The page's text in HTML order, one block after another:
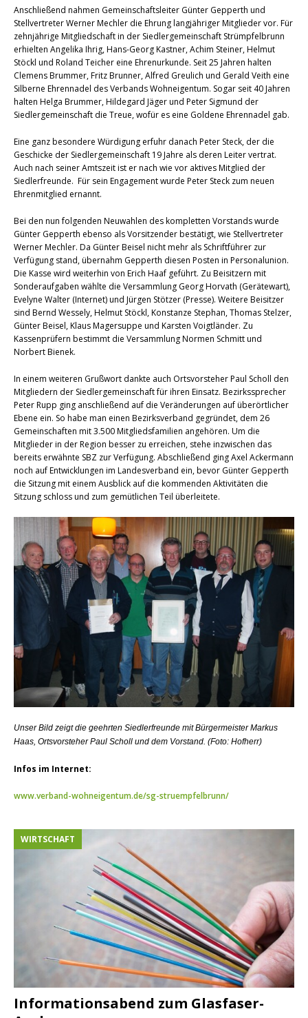
Anschließend nahmen Gemeinschaftsleiter Günter Gepperth und
Stellvertreter Werner Mechler die Ehrung langjähriger Mitglieder vor. Für
zehnjährige Mitgliedschaft in der Siedlergemeinschaft Strümpfelbrunn
erhielten Angelika Ihrig, Hans-Georg Kastner, Achim Steiner, Helmut
Stöckl und Roland Teicher eine Ehrenurkunde. Seit 25 Jahren halten
Clemens Brummer, Fritz Brunner, Alfred Greulich und Gerald Veith eine
Silberne Ehrennadel des Verbands Wohneigentum. Sogar seit 40 Jahren
halten Helga Brummer, Hildegard Jäger und Peter Sigmund der
Siedlergemeinschaft die Treue, wofür es eine Goldene Ehrennadel gab.
Eine ganz besondere Würdigung erfuhr danach Peter Steck, der die
Geschicke der Siedlergemeinschaft 19 Jahre als deren Leiter vertrat.
Auch nach seiner Amtszeit ist er nach wie vor aktives Mitglied der
Siedlerfreunde. Für sein Engagement wurde Peter Steck zum neuen
Ehrenmitglied ernannt.
Bei den nun folgenden Neuwahlen des kompletten Vorstands wurde
Günter Gepperth ebenso als Vorsitzender bestätigt, wie Stellvertreter
Werner Mechler. Da Günter Beisel nicht mehr als Schriftführer zur
Verfügung stand, übernahm Gepperth diesen Posten in Personalunion.
Die Kasse wird weiterhin von Erich Haaf geführt. Zu Beisitzern mit
Sonderaufgaben wählte die Versammlung Georg Horvath (Gerätewart),
Evelyne Walter (Internet) und Jürgen Stötzer (Presse). Weitere Beisitzer
sind Bernd Wessely, Helmut Stöckl, Konstanze Stephan, Thomas Stelzer,
Günter Beisel, Klaus Magersuppe und Karsten Voigtländer. Zu
Kassenprüfern bestimmt die Versammlung Normen Schmitt und
Norbert Bienek.
In einem weiteren Grußwort dankte auch Ortsvorsteher Paul Scholl den
Mitgliedern der Siedlergemeinschaft für ihren Einsatz. Bezirkssprecher
Peter Rupp ging anschließend auf die Veränderungen auf überörtlicher
Ebene ein. So habe man einen Bezirksverband gegründet, dem 26
Gemeinschaften mit 3.500 Mitgliedsfamilien angehören. Um die
Mitglieder in der Region besser zu erreichen, stehe inzwischen das
bereits erwähnte SBZ zur Verfügung. Abschließend ging Axel Ackermann
noch auf Entwicklungen im Landesverband ein, bevor Günter Gepperth
die Sitzung mit einem Ausblick auf die kommenden Aktivitäten die
Sitzung schloss und zum gemütlichen Teil überleitete.
Unser Bild zeigt die geehrten Siedlerfreunde mit Bürgermeister Markus
Haas, Ortsvorsteher Paul Scholl und dem Vorstand. (Foto: Hofherr)
Infos im Internet:
www.verband-wohneigentum.de/sg-struempfelbrunn/
Informationsabend zum Glasfaser-
WIRTSCHAFT